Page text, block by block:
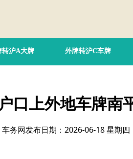
转沪A大牌 外牌转沪C车牌
口上外地车牌南
车务网发布日期：2026-06-18 星期四